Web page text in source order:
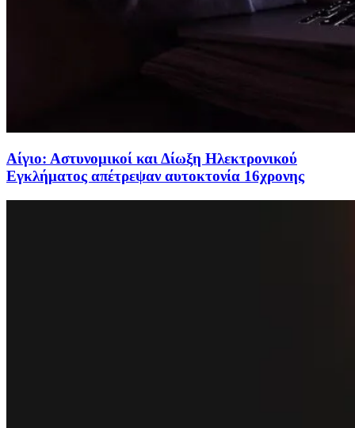
Αίγιο: Αστυνομικοί και Δίωξη Ηλεκτρονικού
Εγκλήματος απέτρεψαν αυτοκτονία 16χρονης